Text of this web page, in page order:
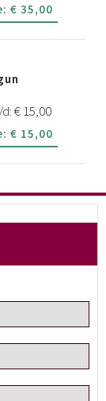
€ 35,00
€15,00
€ 15,00